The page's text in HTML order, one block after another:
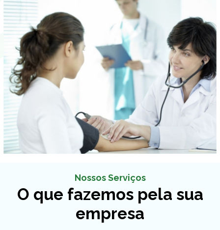
Nossos Serviços
O que fazemos pela sua
empresa